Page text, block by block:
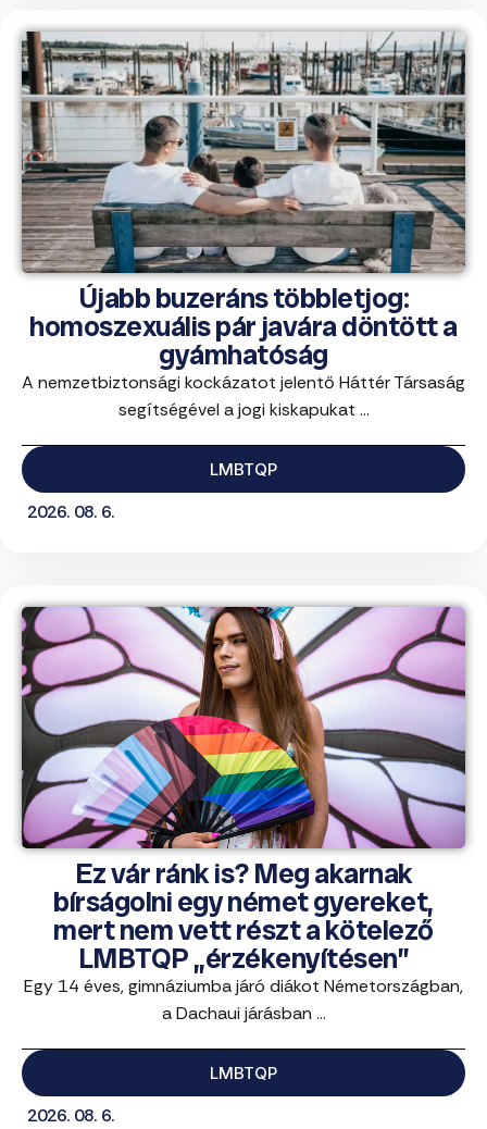
Újabb buzeráns többletjog:
homoszexuális pár javára döntött a
gyámhatóság
A nemzetbiztonsági kockázatot jelentő Háttér Társaság
segítségével a jogi kiskapukat ...
LMBTQP
2026. 08. 6.
Ez vár ránk is? Meg akarnak
bírságolni egy német gyereket,
mert nem vett részt a kötelező
LMBTQP „érzékenyítésen”
Egy 14 éves, gimnáziumba járó diákot Németországban,
a Dachaui járásban ...
LMBTQP
2026. 08. 6.